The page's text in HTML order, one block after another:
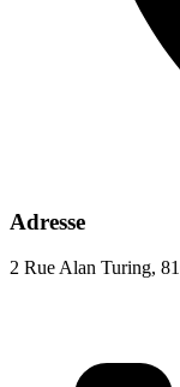
Adresse
2 Rue Alan Turing,